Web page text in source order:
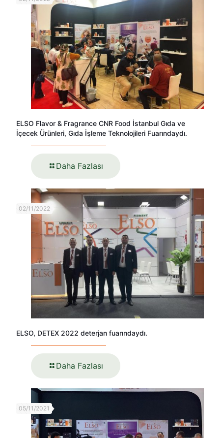
ELSO Flavor & Fragrance CNR Food İstanbul Gıda ve
İçecek Ürünleri, Gıda İşleme Teknolojileri Fuarındaydı.
Daha Fazlası
02/11/2022
ELSO, DETEX 2022 deterjan fuarındaydı.
Daha Fazlası
05/11/2021